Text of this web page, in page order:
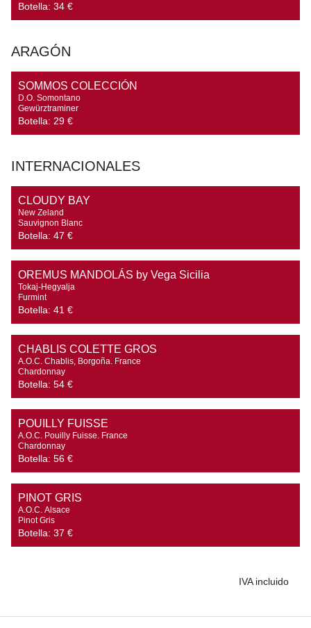
Botella: 34 €
ARAGÓN
SOMMOS COLECCIÓN
D.O. Somontano
Gewürztraminer
Botella: 29 €
INTERNACIONALES
CLOUDY BAY
New Zeland
Sauvignon Blanc
Botella: 47 €
OREMUS MANDOLÁS by Vega Sicilia
Tokaj-Hegyalja
Furmint
Botella: 41 €
CHABLIS COLETTE GROS
A.O.C. Chablis, Borgoña. France
Chardonnay
Botella: 54 €
POUILLY FUISSE
A.O.C. Pouilly Fuisse. France
Chardonnay
Botella: 56 €
PINOT GRIS
A.O.C. Alsace
Pinot Gris
Botella: 37 €
IVA incluido